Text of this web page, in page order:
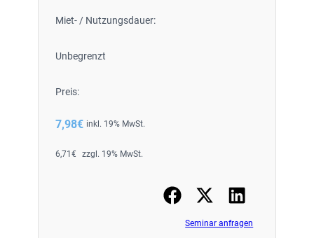
Miet- / Nutzungsdauer:
Unbegrenzt
Preis:
7,98€ inkl. 19% MwSt.
6,71 € zzgl. 19% MwSt.
Seminar anfragen